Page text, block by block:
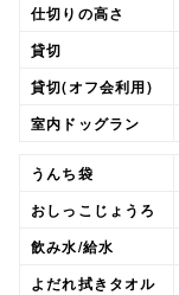
仕切りの高さ
貸切
貸切(オフ会利用)
室内ドッグラン
うんち袋
おしっこじょうろ
飲み水/給水
よだれ拭きタオル